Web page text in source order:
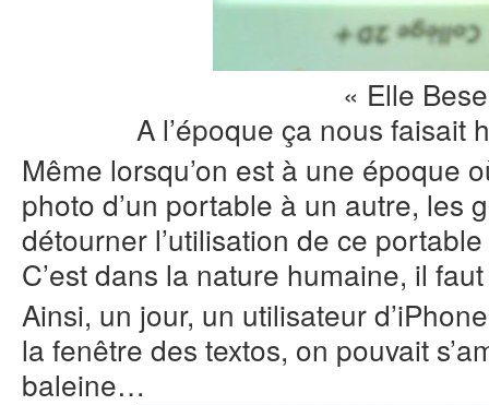
« Elle
A l’époque ça nous faisait
Même lorsqu’on est à une époque
photo d’un portable à un autre, les
détourner l’utilisation de ce
C’est dans la nature humaine, il
Ainsi, un jour, un utilisateur
la fenêtre des textos, on pouvait
baleine…